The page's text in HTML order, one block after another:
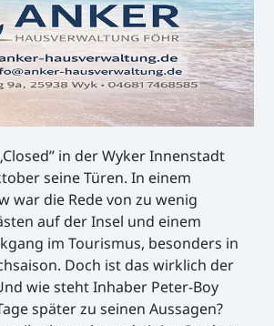
in der Wyker Innenstadt
seine Türen. In einem
war die Rede von zu wenig
auf der Insel und einem
im Tourismus, besonders in
Doch ist das wirklich der
wie steht Inhaber Peter-Boy
später zu seinen Aussagen?